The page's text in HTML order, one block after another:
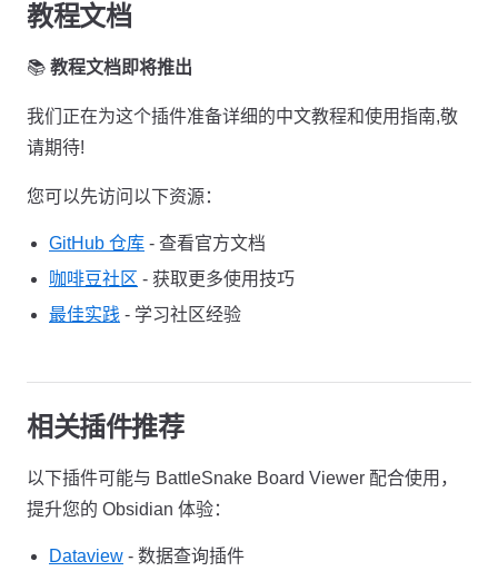
教程文档
📚 教程文档即将推出
我们正在为这个插件准备详细的中文教程和使用指南,敬
请期待!
您可以先访问以下资源：
GitHub 仓库 - 查看官方文档
咖啡豆社区 - 获取更多使用技巧
最佳实践 - 学习社区经验
相关插件推荐
以下插件可能与 BattleSnake Board Viewer 配合使用，
提升您的 Obsidian 体验：
Dataview - 数据查询插件